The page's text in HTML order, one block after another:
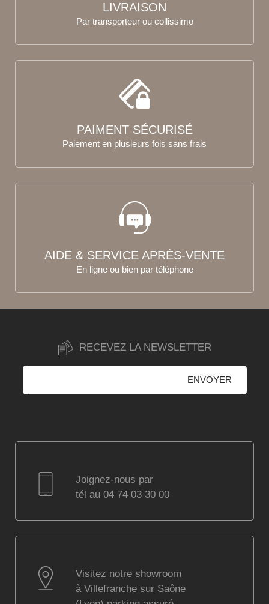
LIVRAISON
Par transporteur ou collissimo
PAIMENT SÉCURISÉ
Paiement en plusieurs fois sans frais
AIDE & SERVICE APRÈS-VENTE
En ligne ou bien par téléphone
RECEVEZ LA NEWSLETTER
Joignez-nous par
tél au 04 74 03 30 00
Visitez notre showroom
à Villefranche sur Saône